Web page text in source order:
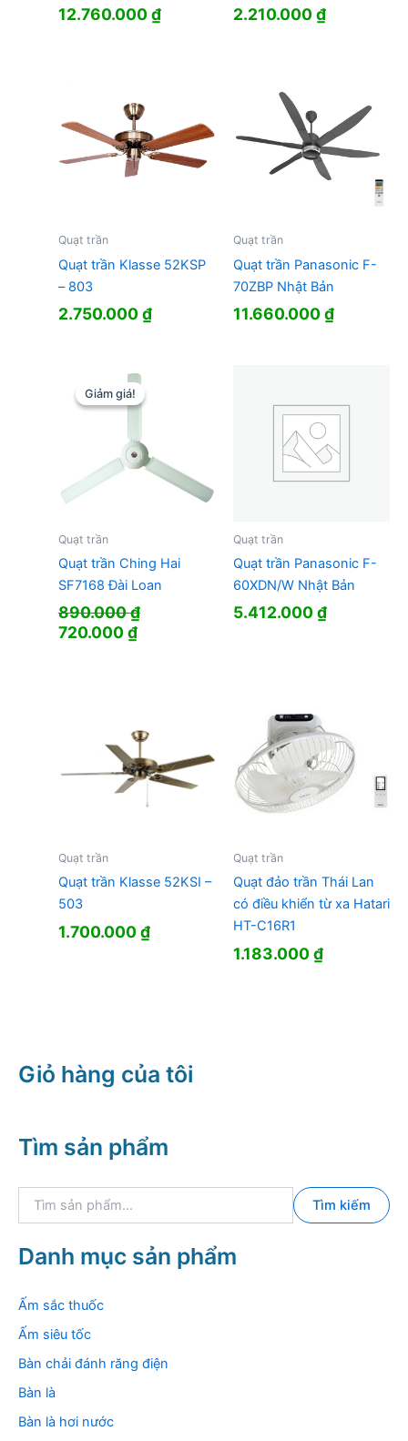
12.760.000₫ 2.210.000₫
Quạt trần
Quạt trần Klasse 52KSP
– 803
2.750.000₫
Quạt trần
Quạt trần Panasonic F-
70ZBP Nhật Bản
11.660.000₫
Giảm giá!
Giảm giá!
Quạt trần
Quạt trần Ching Hai
SF7168 Đài Loan
890.000₫
Giá
720.000₫Giá
Quạt trần
Quạt trần Panasonic F-
60XDN/W Nhật Bản
5.412.000₫
Quạt trần
Quạt trần Klasse 52KSI –
503
1.700.000₫
Quạt trần
Quạt đảo trần Thái Lan
có điều khiển từ xa Hatari
HT-C16R1
1.183.000₫
Giỏ hàng của tôi
Tìm sản phẩm
k
i
m
Tìm kiếm
Danh mục sản phẩm
Ấm sắc thuốc
Ấm siêu tốc
Bàn chải đánh răng điện
Bàn là
Bàn là hơi nước